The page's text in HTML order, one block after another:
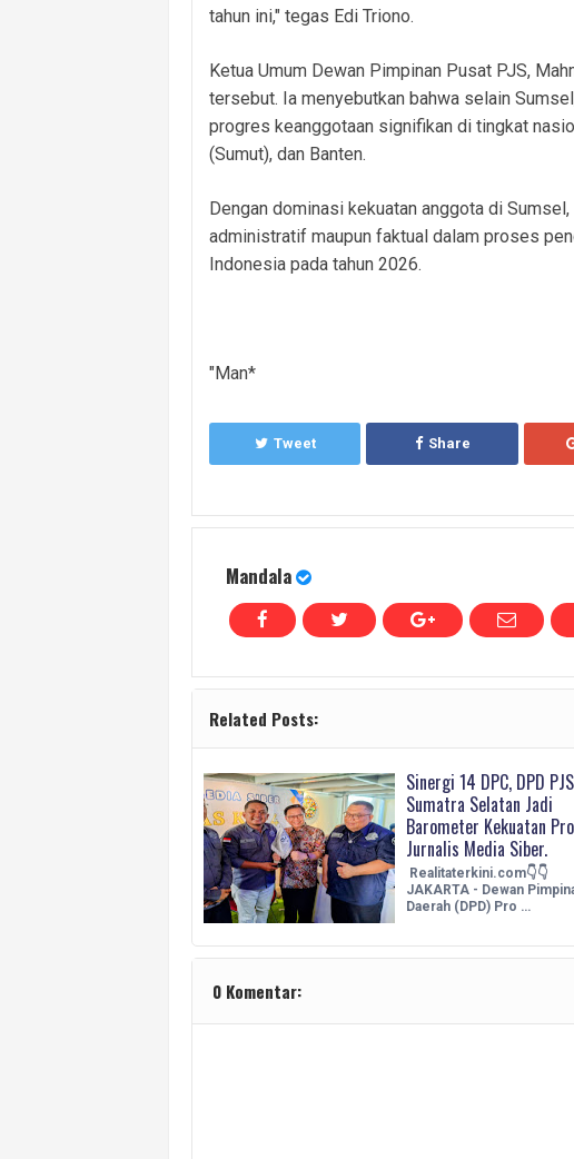
tahun ini," tegas Edi Triono.
Ketua Umum Dewan Pimpinan Pusat PJS,
tersebut. Ia menyebutkan bahwa selain
progres keanggotaan signifikan di tingkat
(Sumut), dan Banten.
Dengan dominasi kekuatan anggota di
administratif maupun faktual dalam proses
Indonesia pada tahun 2026.
"Man*
Tweet Share
Mandala
Related Posts:
Sinergi 14 DPC, DPD PJS
Sumatra Selatan Jadi
Barometer Kekuatan Pro
Jurnalis Media Siber.
Realitaterkini.com👇👇
JAKARTA - Dewan
Daerah (DPD) Pro …
0 Komentar: